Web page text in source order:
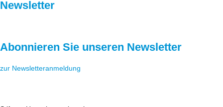
Newsletter
Abonnieren Sie unseren Newsletter
zur Newsletteranmeldung